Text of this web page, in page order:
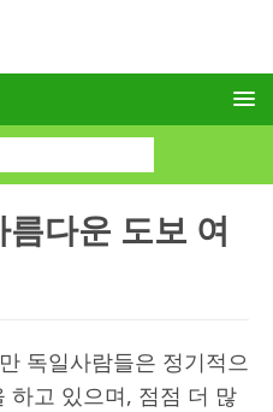
다운 도보 여
독일사람들은 정기적으
고 있으며, 점점 더 많